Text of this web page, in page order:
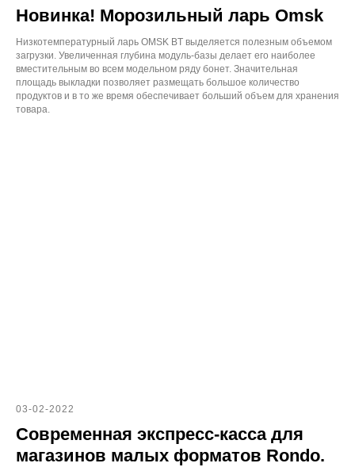
Новинка! Морозильный ларь Omsk
Низкотемпературный ларь OMSK BT выделяется полезным объемом
загрузки. Увеличенная глубина модуль-базы делает его наиболее
вместительным во всем модельном ряду бонет. Значительная
площадь выкладки позволяет размещать большое количество
продуктов и в то же время обеспечивает больший объем для хранения
товара.
03-02-2022
Современная экспресс-касса для
магазинов малых форматов Rondo.